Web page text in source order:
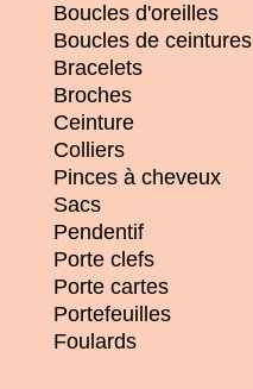
Boucles d'oreilles
Boucles de ceintures
Bracelets
Broches
Ceinture
Colliers
Pinces à cheveux
Sacs
Pendentif
Porte clefs
Porte cartes
Portefeuilles
Foulards